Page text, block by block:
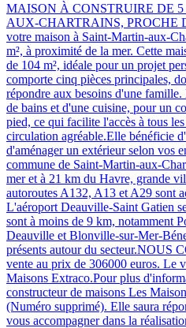
MAISON À CONSTRUIRE DE
AUX-CHARTRAINS, PROCHE
votre maison à Saint-Martin-aux-
m², à proximité de la mer. Cette
de 104 m², idéale pour un projet
comporte cinq pièces principales,
répondre aux besoins d'une
de bains et d'une cuisine, pour un
pied, ce qui facilite l'accès à tous
circulation agréable.Elle bénéficie
d'aménager un extérieur selon
commune de Saint-Martin-aux-
mer et à 21 km du Havre, grande
autoroutes A132, A13 et A29 sont
L'aéroport Deauville-Saint Gatien
sont à moins de 9 km, notamment
Deauville et Blonville-sur-Mer-
présents autour du secteur.NOUS
vente au prix de 306000 euros. Le
Maisons Extraco.Pour plus
constructeur de maisons Les
(Numéro supprimé). Elle saura
vous accompagner dans la